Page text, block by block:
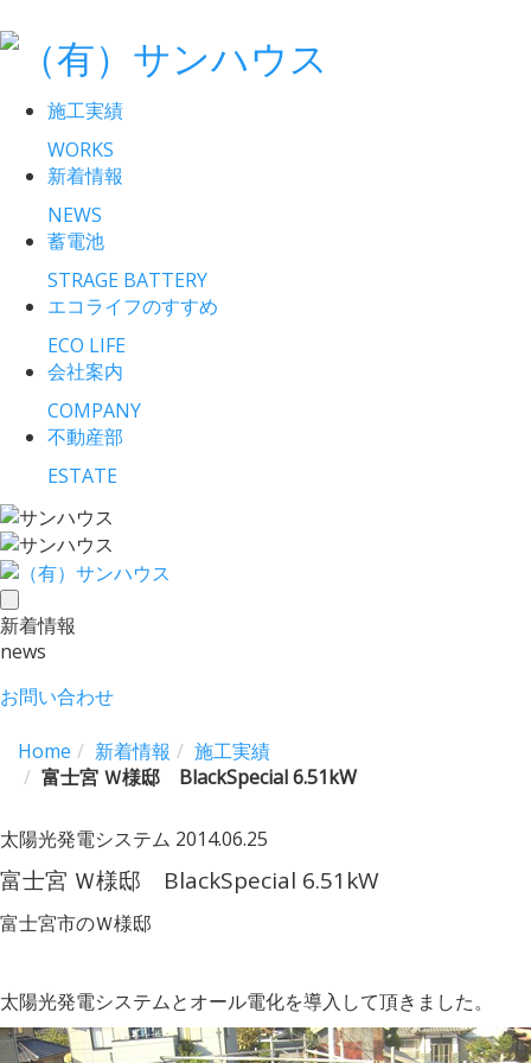
施工実績
WORKS
新着情報
NEWS
蓄電池
STRAGE BATTERY
エコライフのすすめ
ECO LIFE
会社案内
COMPANY
不動産部
ESTATE
toggle
navigation
新着情報
news
お問い合わせ
Home 新着情報
施工実績
富士宮 Ｗ様邸 BlackSpecial 6.51kW
太陽光発電システム 2014.06.25
富士宮 Ｗ様邸 BlackSpecial 6.51kW
富士宮市のＷ様邸
太陽光発電システムとオール電化を導入して頂きました。